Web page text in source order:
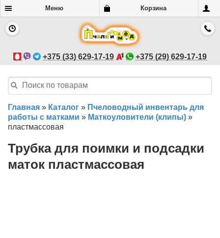
Меню Корзина
+375 (33) 629-17-19 +375 (29) 629-17-19
Главная » Каталог » Пчеловодный инвентарь для
работы с матками » Маткоуловители (клипы) »
пластмассовая
Трубка для поимки и подсадки
маток пластмассовая